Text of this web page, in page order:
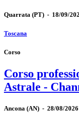
Quarrata (PT) - 18/09/
Toscana
Corso
Corso
Astrale -
Ancona (AN) - 28/08/2026